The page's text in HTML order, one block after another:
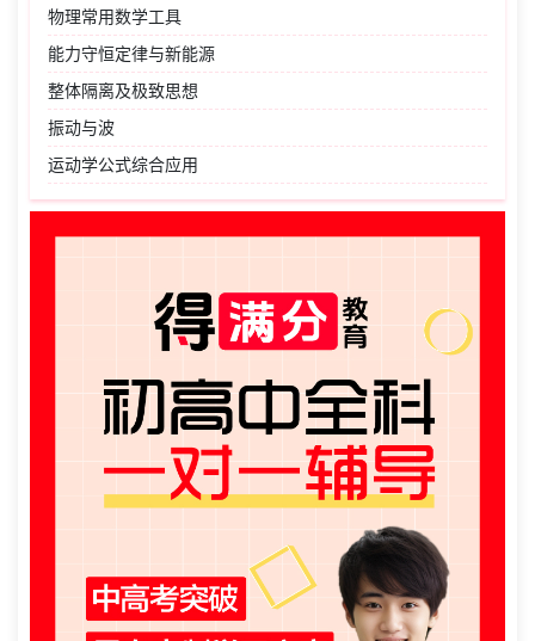
物理常用数学工具
能力守恒定律与新能源
整体隔离及极致思想
振动与波
运动学公式综合应用